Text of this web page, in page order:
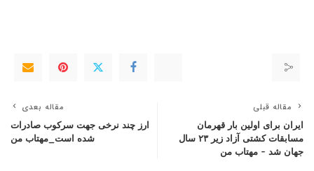
مقاله قبلی
ایران برای اولین بار قهرمان
مسابقات کشتی آزاد زیر ۲۳ سال
جهان شد – مهتاب من
مقاله بعدی
ارز چند نرخی جهت سرکوب صادرات
شده است_مهتاب من